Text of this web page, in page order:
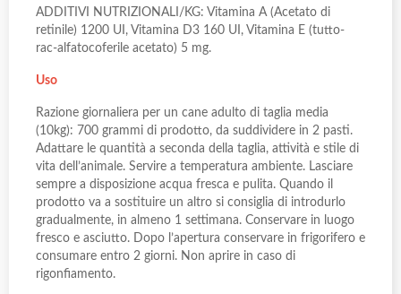
ADDITIVI NUTRIZIONALI/KG: Vitamina A (Acetato di
retinile) 1200 UI, Vitamina D3 160 UI, Vitamina E (tutto-
rac-alfatocoferile acetato) 5 mg.
Uso
Razione giornaliera per un cane adulto di taglia media
(10kg): 700 grammi di prodotto, da suddividere in 2 pasti.
Adattare le quantità a seconda della taglia, attività e stile di
vita dell’animale. Servire a temperatura ambiente. Lasciare
sempre a disposizione acqua fresca e pulita. Quando il
prodotto va a sostituire un altro si consiglia di introdurlo
gradualmente, in almeno 1 settimana. Conservare in luogo
fresco e asciutto. Dopo l’apertura conservare in frigorifero e
consumare entro 2 giorni. Non aprire in caso di
rigonfiamento.